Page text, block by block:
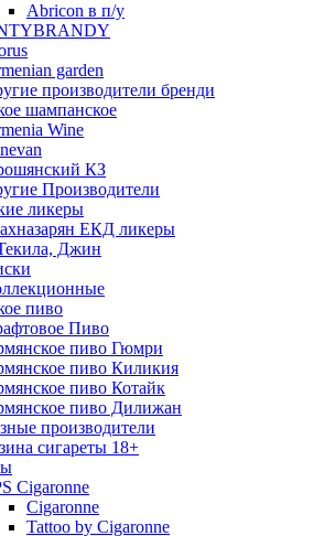
Abricon в п/у
garden
производители бренди
шампанское
Wine
КЗ
Производители
ликеры
ЕКД ликеры
Джин
пиво
Пиво
пиво Гюмри
пиво Киликия
пиво Котайк
пиво Дилижан
производители
сигареты 18+
Cigaronne
Сigaronne
Tattoo by Cigaronne